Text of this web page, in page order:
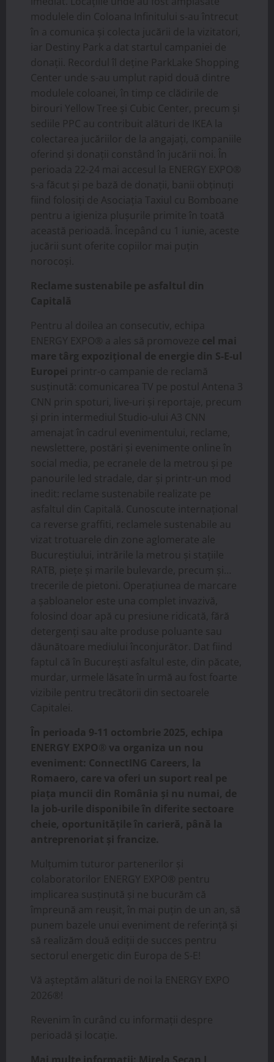
modulele din Coloana Infinitului s-au întrecut
în a comunica și colecta jucării de la vizitatori,
iar Destiny Park a dat startul campaniei de
donații. Recordul îl deține ParkLake Shopping
Center unde s-au umplut rapid două dintre
modulele coloanei, în timp ce clădirile de
birouri Yellow Tree și Cubic Center, precum și
sediile PPC au contribuit alături de IKEA la
colectarea jucăriilor de la angajați, companiile
oferind și donații constând în jucării noi. În
perioada 22-24 mai accesul la ENERGY EXPO®
s-a făcut și pe bază de donații, banii obținuți
fiind folosiți de Asociația Taxiul cu Bomboane
pentru a igieniza plușurile primite în toată
această perioadă. Începând cu 1 iunie, aceste
jucării sunt oferite copiilor mai puțin
norocoși.
Reclame sustenabile pe asfaltul din
Capitală
Pentru al doilea an consecutiv, echipa
ENERGY EXPO® a ales să promoveze cel mai
mare târg expozițional de energie din S-E-ul
Europei printr-o campanie de reclamă
susținută: comunicarea TV pe postul Antena 3
CNN prin spoturi, live-uri și reportaje, precum
și prin intermediul Studio-ului A3 CNN
amenajat în cadrul evenimentului, reclame,
newslettere, postări și evenimente online în
social media, pe ecranele de la metrou și pe
panourile led stradale, dar și printr-un mod
inedit: reclame sustenabile realizate pe
asfaltul din Capitală. Cunoscute internațional
ca reverse graffiti, reclamele sustenabile au
vizat trotuarele din zone aglomerate ale
Bucureștiului, intrările la metrou și stațiile
RATB, piețe și marile bulevarde, precum și…
trecerile de pietoni. Operațiunea de marcare
a șabloanelor este una complet invazivă,
folosind doar apă cu presiune ridicată, fără
detergenți sau alte produse poluante sau
dăunătoare mediului înconjurător. Dat fiind
faptul că în București asfaltul este, din păcate,
murdar, urmele lăsate în urmă au fost foarte
vizibile pentru trecătorii din sectoarele
Capitalei.
În perioada 9-11 octombrie 2025, echipa
ENERGY EXPO ® va organiza un nou
eveniment: ConnectING Careers, la
Romaero, care va oferi un suport real pe
piața muncii din România și nu numai, de
la job-urile disponibile în diferite sectoare
cheie, oportunitățile în carieră, până la
antreprenoriat și francize.
Mulțumim tuturor partenerilor și
colaboratorilor ENERGY EXPO® pentru
implicarea susținută și ne bucurăm că
împreună am reușit, în mai puțin de un an, să
punem bazele unui eveniment de referință și
să realizăm două ediții de succes pentru
sectorul energetic din Europa de S-E!
Vă așteptăm alături de noi la ENERGY EXPO
2026®!
Revenim în curând cu informații despre
perioadă și locație.